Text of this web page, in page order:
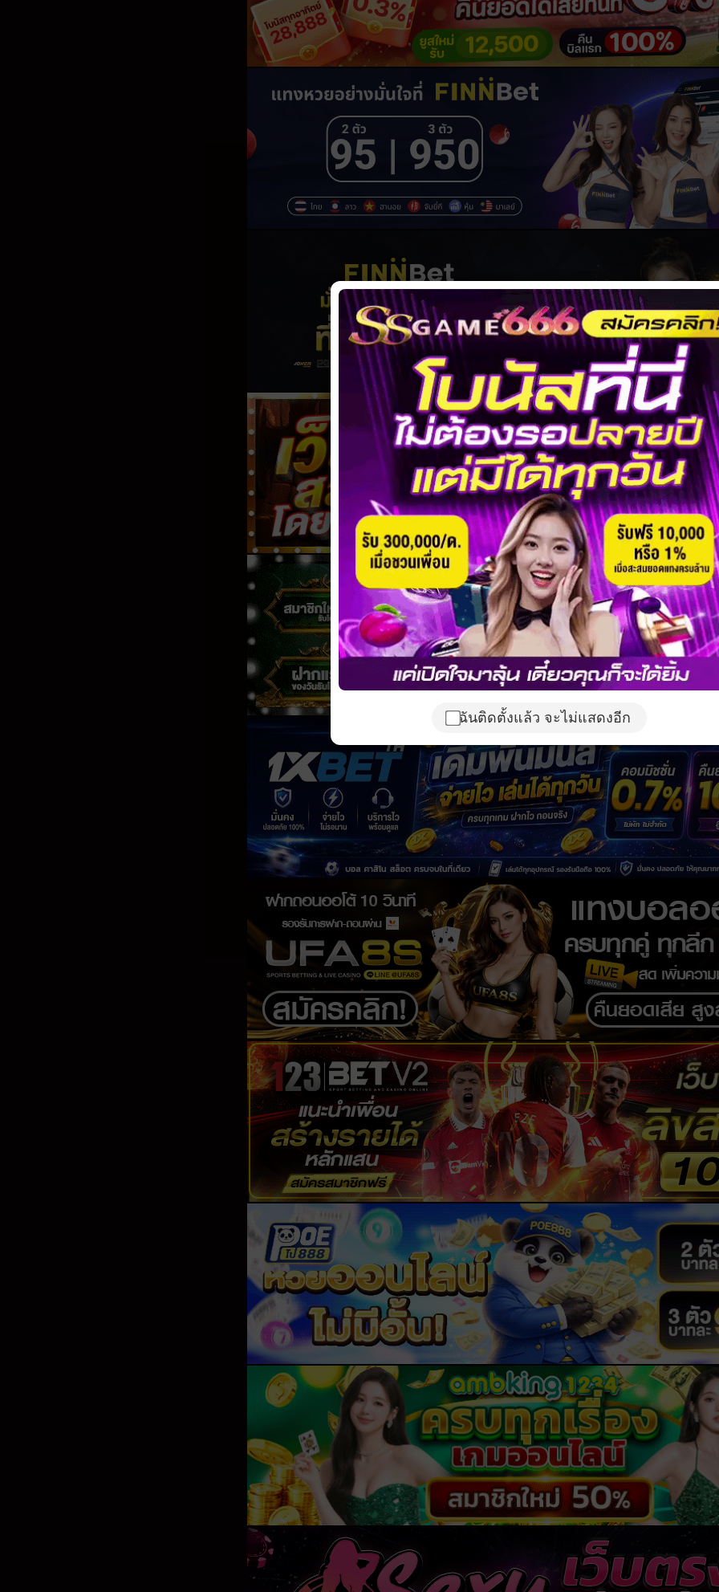
ฉันติดตั้งแล้ว จะไม่แสดงอีก